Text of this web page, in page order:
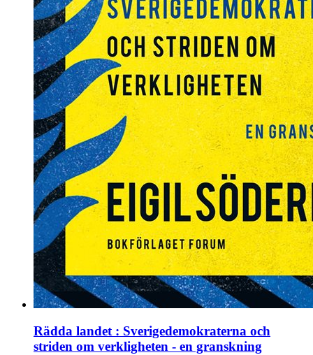
Rädda landet : Sverigedemokraterna och
striden om verkligheten - en granskning